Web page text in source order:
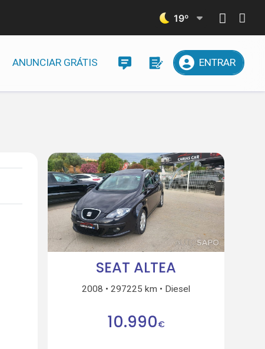
19º
ANUNCIAR GRÁTIS ENTRAR
SEAT ALTEA
2008 297225 km Diesel
10.990€